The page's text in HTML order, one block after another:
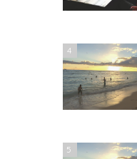
4
5